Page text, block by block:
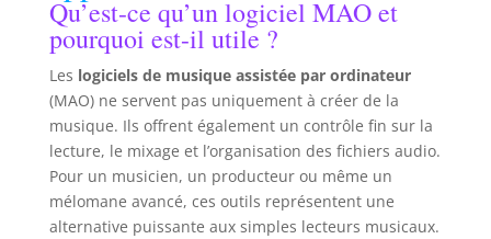
Qu’est-ce qu’un logiciel MAO et
pourquoi est-il utile ?
Les logiciels de musique assistée par ordinateur
(MAO) ne servent pas uniquement à créer de la
musique. Ils offrent également un contrôle fin sur la
lecture, le mixage et l’organisation des fichiers audio.
Pour un musicien, un producteur ou même un
mélomane avancé, ces outils représentent une
alternative puissante aux simples lecteurs musicaux.